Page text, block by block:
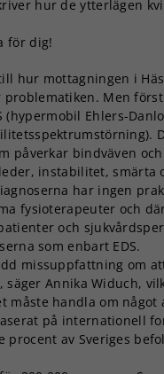
hur de ytterlägen
för dig!
hur mottagningen i
Men
(hypermobil Ehlers-
påverkar bindväven
instabilitet, smärta
har ingen
fysioterapeuter och
och
som enbart EDS.
missuppfattning om
Annika Widuch,
måste handla om något
på internationell
procent av Sveriges